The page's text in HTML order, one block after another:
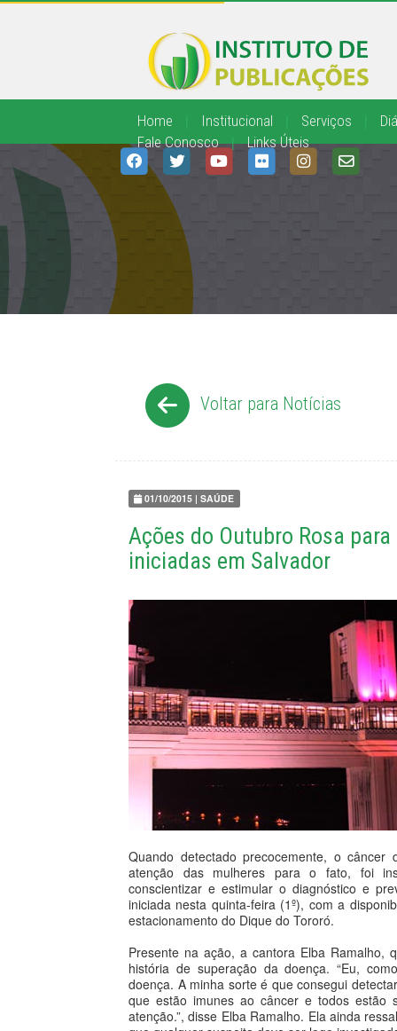
Home Institucional Serviços
Fale Conosco
| Links Úteis
Voltar para Notícias
01/10/2015 | SAÚDE
Ações do Outubro Rosa
iniciadas em Salvador
Quando detectado precocemente, o
atenção das mulheres para o fato, foi
conscientizar e estimular o diagnóstico e
iniciada nesta quinta-feira (1º), com a
estacionamento do Dique do Tororó.
Presente na ação, a cantora Elba Ramalho,
história de superação da doença. “Eu,
doença. A minha sorte é que consegui
que estão imunes ao câncer e todos estão
atenção.”, disse Elba Ramalho. Ela ainda